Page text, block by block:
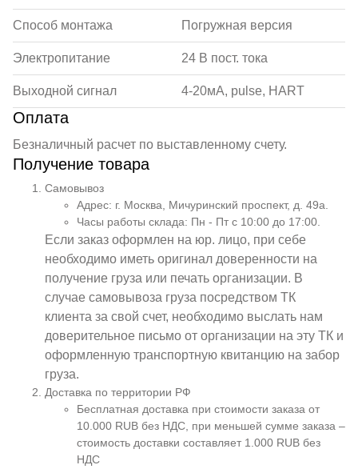
Способ монтажа Погружная версия
Электропитание 24 В пост. тока
Выходной сигнал 4-20мА, pulse, HART
Оплата
Безналичный расчет по выставленному счету.
Получение товара
Самовывоз
Адрес: г. Москва, Мичуринский проспект, д. 49а.
Часы работы склада: Пн - Пт с 10:00 до 17:00.
Если заказ оформлен на юр. лицо, при себе
необходимо иметь оригинал доверенности на
получение груза или печать организации. В
случае самовывоза груза посредством ТК
клиента за свой счет, необходимо выслать нам
доверительное письмо от организации на эту ТК и
оформленную транспортную квитанцию на забор
груза.
Доставка по территории РФ
Бесплатная доставка при стоимости заказа от
10.000 RUB без НДС, при меньшей сумме заказа –
стоимость доставки составляет 1.000 RUB без
НДС